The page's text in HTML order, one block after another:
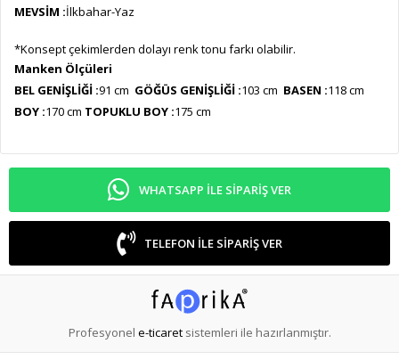
MEVSİM :İlkbahar-Yaz
*Konsept çekimlerden dolayı renk tonu farkı olabilir.
Manken Ölçüleri
BEL GENİŞLİĞİ :91 cm GÖĞÜS GENİŞLİĞİ :103 cm BASEN :118 cm
BOY :170 cm TOPUKLU BOY :175 cm
WHATSAPP ILE SIPARIŞ VER
TELEFON ILE SIPARIŞ VER
Profesyonel e-ticaretsistemleri ile hazırlanmıştır.